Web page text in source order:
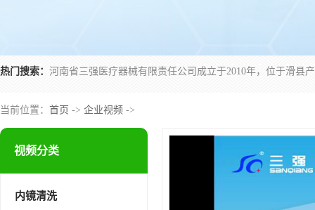
热门搜索：
当前位置： 首页 -> 企业视频 ->
视频分类
内镜清洗